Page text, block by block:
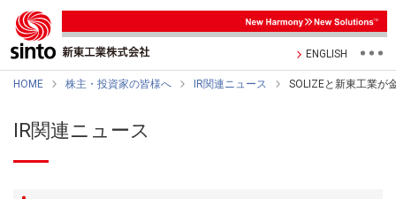
ENGLISH
HOME 株主・投資家の皆様へ IR関連ニュース SOLIZEと新東工業が
IR関連ニュース